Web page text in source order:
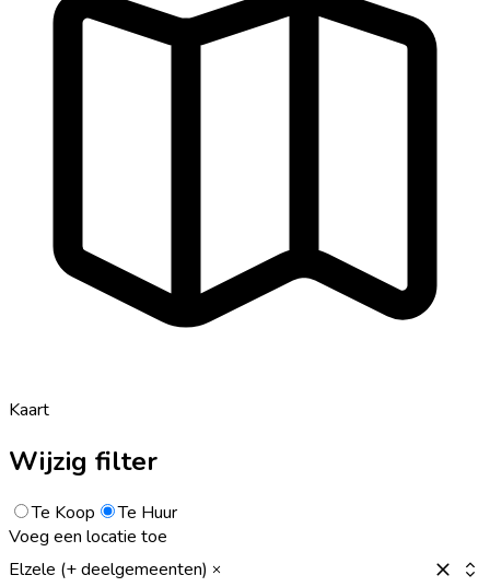
Kaart
Wijzig filter
Te Koop
Te Huur
Voeg een locatie toe
Elzele (+ deelgemeenten)